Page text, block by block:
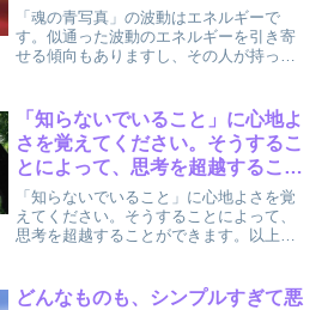
し、その人が持っていないものを
満たすエネルギーを引き寄せるこ
ともあります。 : バシャールの学
「魂の青写真」の波動はエネルギーで
す。似通った波動のエネルギーを引き寄
せる傾向もありますし、その人が持って
校 - BASHAR2006「魂の青写真」の波動
はエネルギ...
「知らないでいること」に心地よ
さを覚えてください。そうするこ
とによって、思考を超越すること
ができます。 : エックハルト・ト
ール
「知らないでいること」に心地よさを覚
えてください。そうすることによって、
思考を超越することができます。以上、
ばん古くて大切なスピリチ...
どんなものも、シンプルすぎて悪